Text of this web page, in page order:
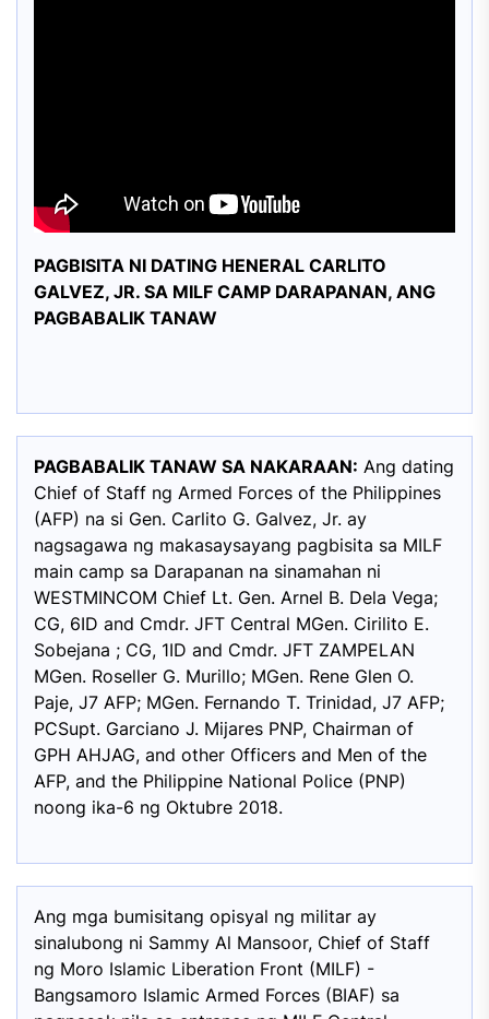
PAGBISITA NI DATING HENERAL CARLITO
GALVEZ, JR. SA MILF CAMP DARAPANAN, ANG
PAGBABALIK TANAW
PAGBABALIK TANAW SA NAKARAAN: Ang dating
Chief of Staff ng Armed Forces of the Philippines
(AFP) na si Gen. Carlito G. Galvez, Jr. ay
nagsagawa ng makasaysayang pagbisita sa MILF
main camp sa Darapanan na sinamahan ni
WESTMINCOM Chief Lt. Gen. Arnel B. Dela Vega;
CG, 6ID and Cmdr. JFT Central MGen. Cirilito E.
Sobejana ; CG, 1ID and Cmdr. JFT ZAMPELAN
MGen. Roseller G. Murillo; MGen. Rene Glen O.
Paje, J7 AFP; MGen. Fernando T. Trinidad, J7 AFP;
PCSupt. Garciano J. Mijares PNP, Chairman of
GPH AHJAG, and other Officers and Men of the
AFP, and the Philippine National Police (PNP)
noong ika-6 ng Oktubre 2018.
Ang mga bumisitang opisyal ng militar ay
sinalubong ni Sammy Al Mansoor, Chief of Staff
ng Moro Islamic Liberation Front (MILF) -
Bangsamoro Islamic Armed Forces (BIAF) sa